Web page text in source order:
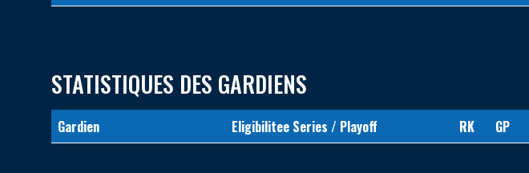
STATISTIQUES DES GARDIENS
Gardien Eligibilitee Series / Playoff RK GP